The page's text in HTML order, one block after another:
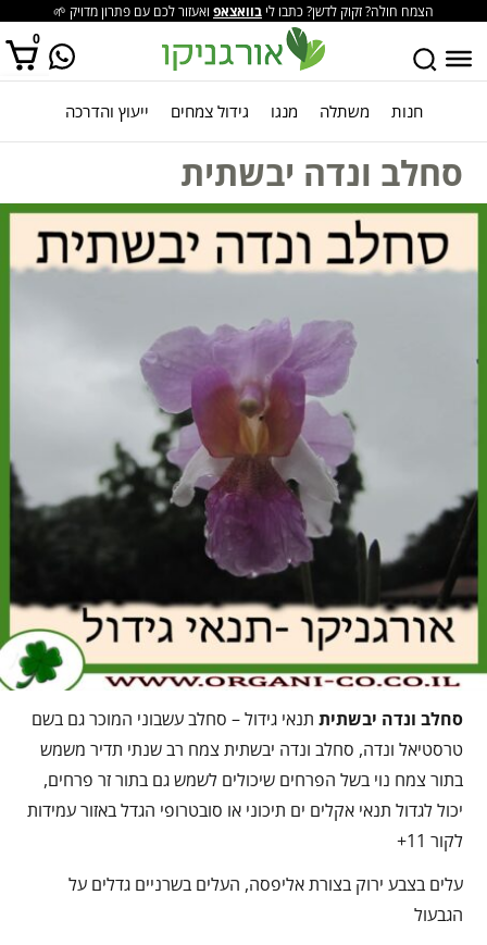
הצמח חולה? זקוק לדשן? כתבו לי בוואצאפ ואעזור לכם עם פתרון מדויק 🌱
0
אין מוצרים בסל הקניות. חנות משתלה מנגו גידול צמחים ייעוץ והדרכה
סחלב ונדה יבשתית
סחלב ונדה יבשתית תנאי גידול – סחלב עשבוני המוכר גם בשם
טרסטיאל ונדה, סחלב ונדה יבשתית צמח רב שנתי תדיר משמש
בתור צמח נוי בשל הפרחים שיכולים לשמש גם בתור זר פרחים,
יכול לגדול תנאי אקלים ים תיכוני או סובטרופי הגדל באזור עמידות
לקור 11+
עלים בצבע ירוק בצורת אליפסה, העלים בשרניים גדלים על
הגבעול